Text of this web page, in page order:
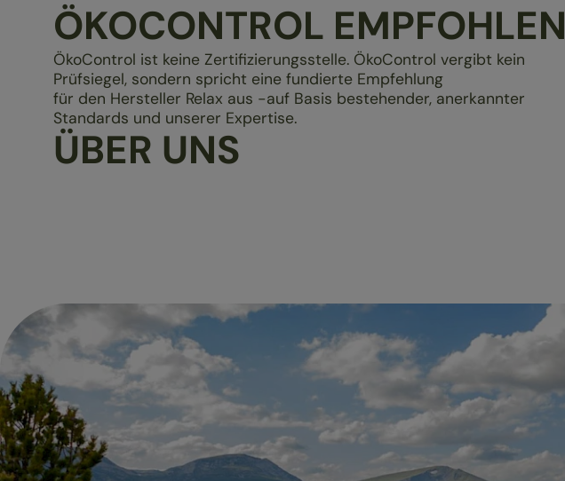
ÖKOCONTROL EMPFOHLEN
ÖkoControl ist keine Zertifizierungsstelle. ÖkoControl vergibt kein
Prüfsiegel, sondern spricht eine fundierte Empfehlung
für den Hersteller Relax aus -auf Basis bestehender, anerkannter
Standards und unserer Expertise.
ÜBER UNS